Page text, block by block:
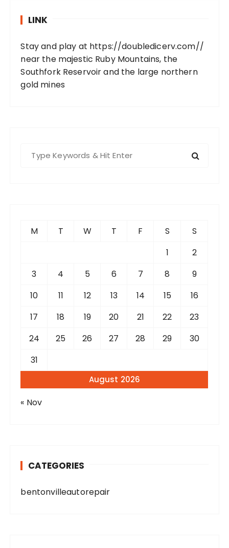
LINK
Stay and play at https://doubledicerv.com//
near the majestic Ruby Mountains, the
Southfork Reservoir and the large northern
gold mines
August 2026
M T W T F S
S
1
2
3
4 5 6 7 8
9
10
11 12 13 14 15
16
17
18 19 20 21 22
23
24
25 26 27 28 29
30
31
« Nov
CATEGORIES
bentonvilleautorepair